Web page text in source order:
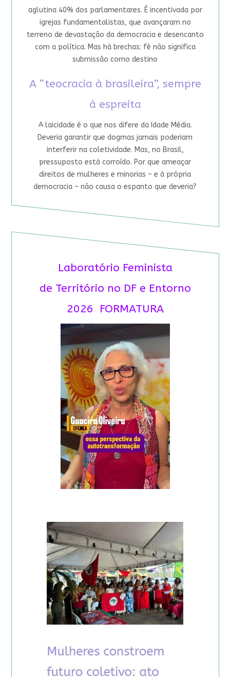
aglutina 40% dos parlamentares. É incentivada por
igrejas fundamentalistas, que avançaram no
terreno de devastação da democracia e desencanto
com a política. Mas há brechas: fé não significa
submissão como destino
A “teocracia à brasileira”, sempre
à espreita
A laicidade é o que nos difere da Idade Média.
Deveria garantir que dogmas jamais poderiam
interferir na coletividade. Mas, no Brasil,
pressuposto está corroído. Por que ameaçar
direitos de mulheres e minorias – e à própria
democracia – não causa o espanto que deveria?
Laboratório Feminista
de Território no DF e Entorno
2026 FORMATURA